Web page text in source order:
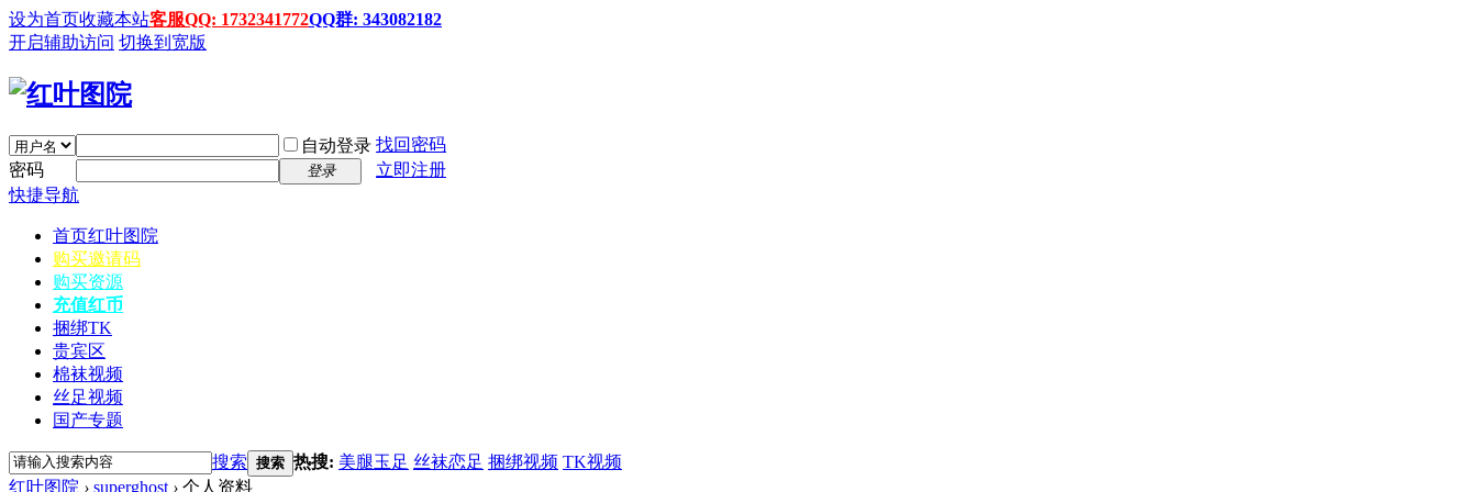
设为首页收藏本站客服QQ: 1732341772QQ群: 343082182
开启辅助访问 切换到宽版
自动登录 找回密码
密码
登录
立即注册
快捷导航
首页红叶图院
购买邀请码
购买资源
充值红币
捆绑TK
贵宾区
棉袜视频
丝足视频
国产专题
搜索 搜索 热搜: 美腿玉足 丝袜恋足 捆绑视频 TK视频
红叶图院 › superghost › 个人资料